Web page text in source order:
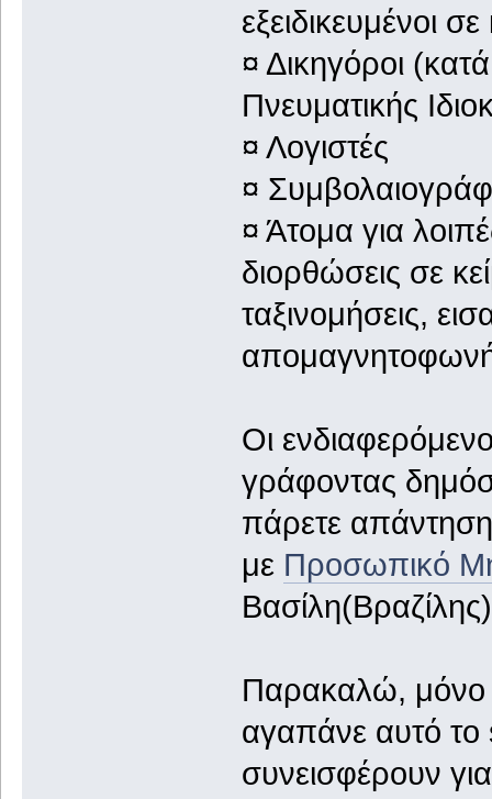
εξειδικευμένοι
¤ Δικηγόροι
Πνευματικής
¤ Λογιστές
¤
¤ Άτομα για
διορθώσεις σε
ταξινομήσεις,
Οι
γράφοντας
πάρετε
με Προσωπικό
Παρακαλώ, μόνο
αγαπάνε αυτό το
συνεισφέρουν